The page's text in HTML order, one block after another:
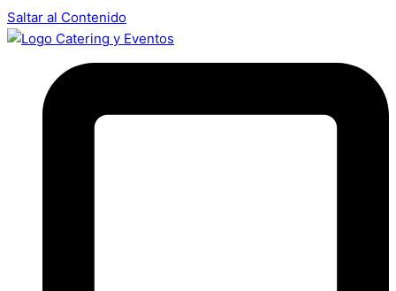
Saltar al Contenido